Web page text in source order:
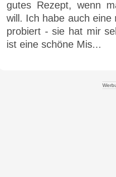
gutes Rezept, wenn
will. Ich habe auch eine
probiert - sie hat mir
ist eine schöne Mis...